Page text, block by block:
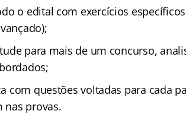
o edital com exercícios
para mais de um concurso,
com questões voltadas para cada
nas provas.